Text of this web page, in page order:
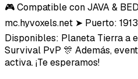
🎮 Compatible con JAVA &
mc.hyvoxels.net ➤ Puerto:
Disponibles: Planeta Tierra a
Survival PvP 🎊 Además,
activa. ¡Te esperamos!